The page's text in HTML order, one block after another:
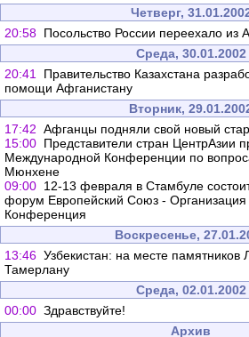
Четверг,
20:58 Посольство России переехало из
Среда, 30.01.2002
20:41
Правительство Казахстана
помощи Афганистану
Вторник,
17:42 Афганцы подняли свой новый
15:00 Представители стран ЦентрАзии
Международной Конференции по
Мюнхене
09:00 12-13 февраля в Стамбуле
форум Европейский Союз - Организация
Конференция
Воскресенье,
13:46 Узбекистан: на месте памятников
Тамерлану
Среда, 02.01.2002
00:00 Здравствуйте!
Архив